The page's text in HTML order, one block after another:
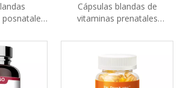
Cápsulas blandas de
vitaminas prenatales